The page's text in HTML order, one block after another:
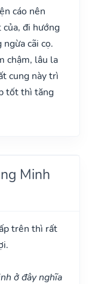
cáo nên
đi hướng
cãi cọ.
chậm, lâu la
cung này trì
tốt thì tăng
Minh
trên thì rất
ở đây nghĩa